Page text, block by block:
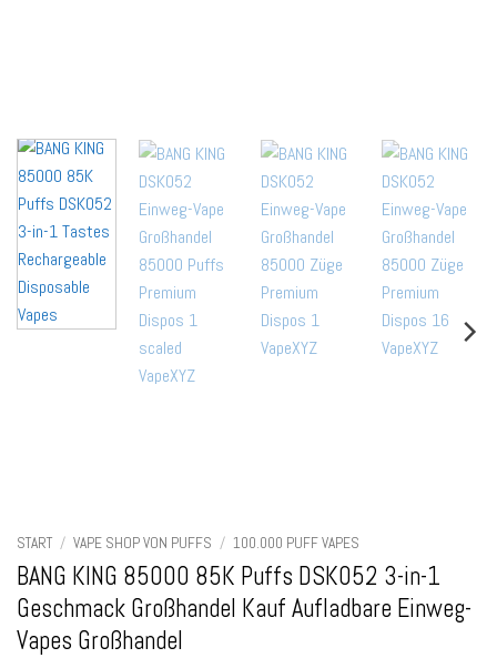
START / VAPE SHOP VON PUFFS / 100.000 PUFF VAPES
BANG KING 85000 85K Puffs DSK052 3-in-1
Geschmack Großhandel Kauf Aufladbare Einweg-
Vapes Großhandel